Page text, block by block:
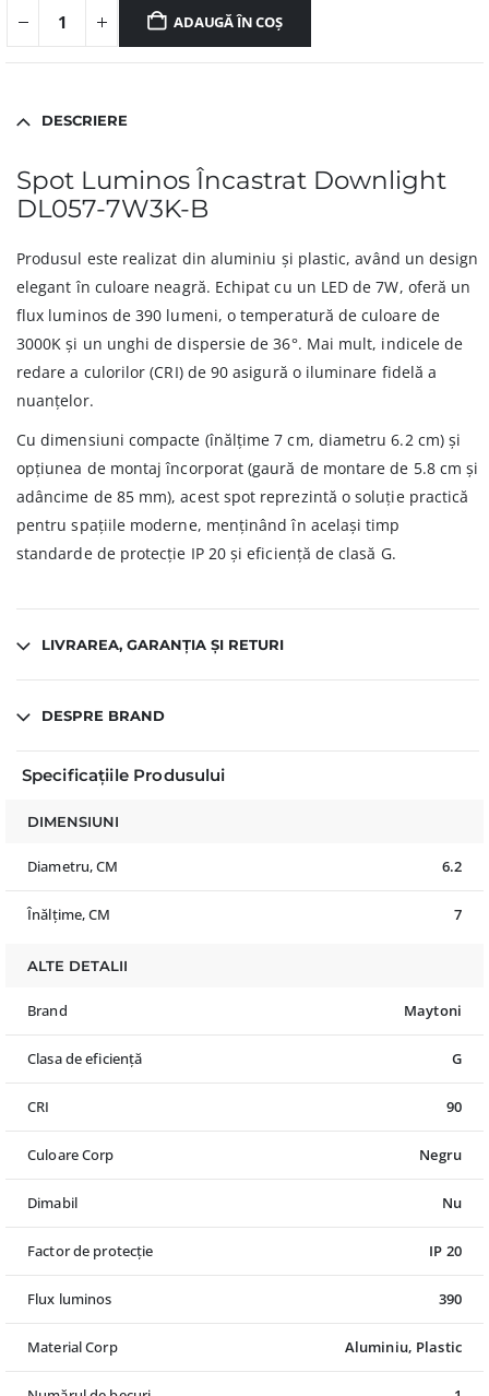
ADAUGĂ ÎN COȘ
DESCRIERE
Spot Luminos Încastrat Downlight
DL057-7W3K-B
Produsul este realizat din aluminiu și plastic, având un design
elegant în culoare neagră. Echipat cu un LED de 7W, oferă un
flux luminos de 390 lumeni, o temperatură de culoare de
3000K și un unghi de dispersie de 36°. Mai mult, indicele de
redare a culorilor (CRI) de 90 asigură o iluminare fidelă a
nuanțelor.
Cu dimensiuni compacte (înălțime 7 cm, diametru 6.2 cm) și
opțiunea de montaj încorporat (gaură de montare de 5.8 cm și
adâncime de 85 mm), acest spot reprezintă o soluție practică
pentru spațiile moderne, menținând în același timp
standarde de protecție IP 20 și eficiență de clasă G.
LIVRAREA, GARANȚIA ȘI RETURI
DESPRE BRAND
Specificațiile Produsului
DIMENSIUNI
Diametru, CM 6.2
Înălțime, CM 7
ALTE DETALII
Brand Maytoni
Clasa de eficiență G
CRI 90
Culoare Corp Negru
Dimabil Nu
Factor de protecție IP 20
Flux luminos 390
Material Corp Aluminiu, Plastic